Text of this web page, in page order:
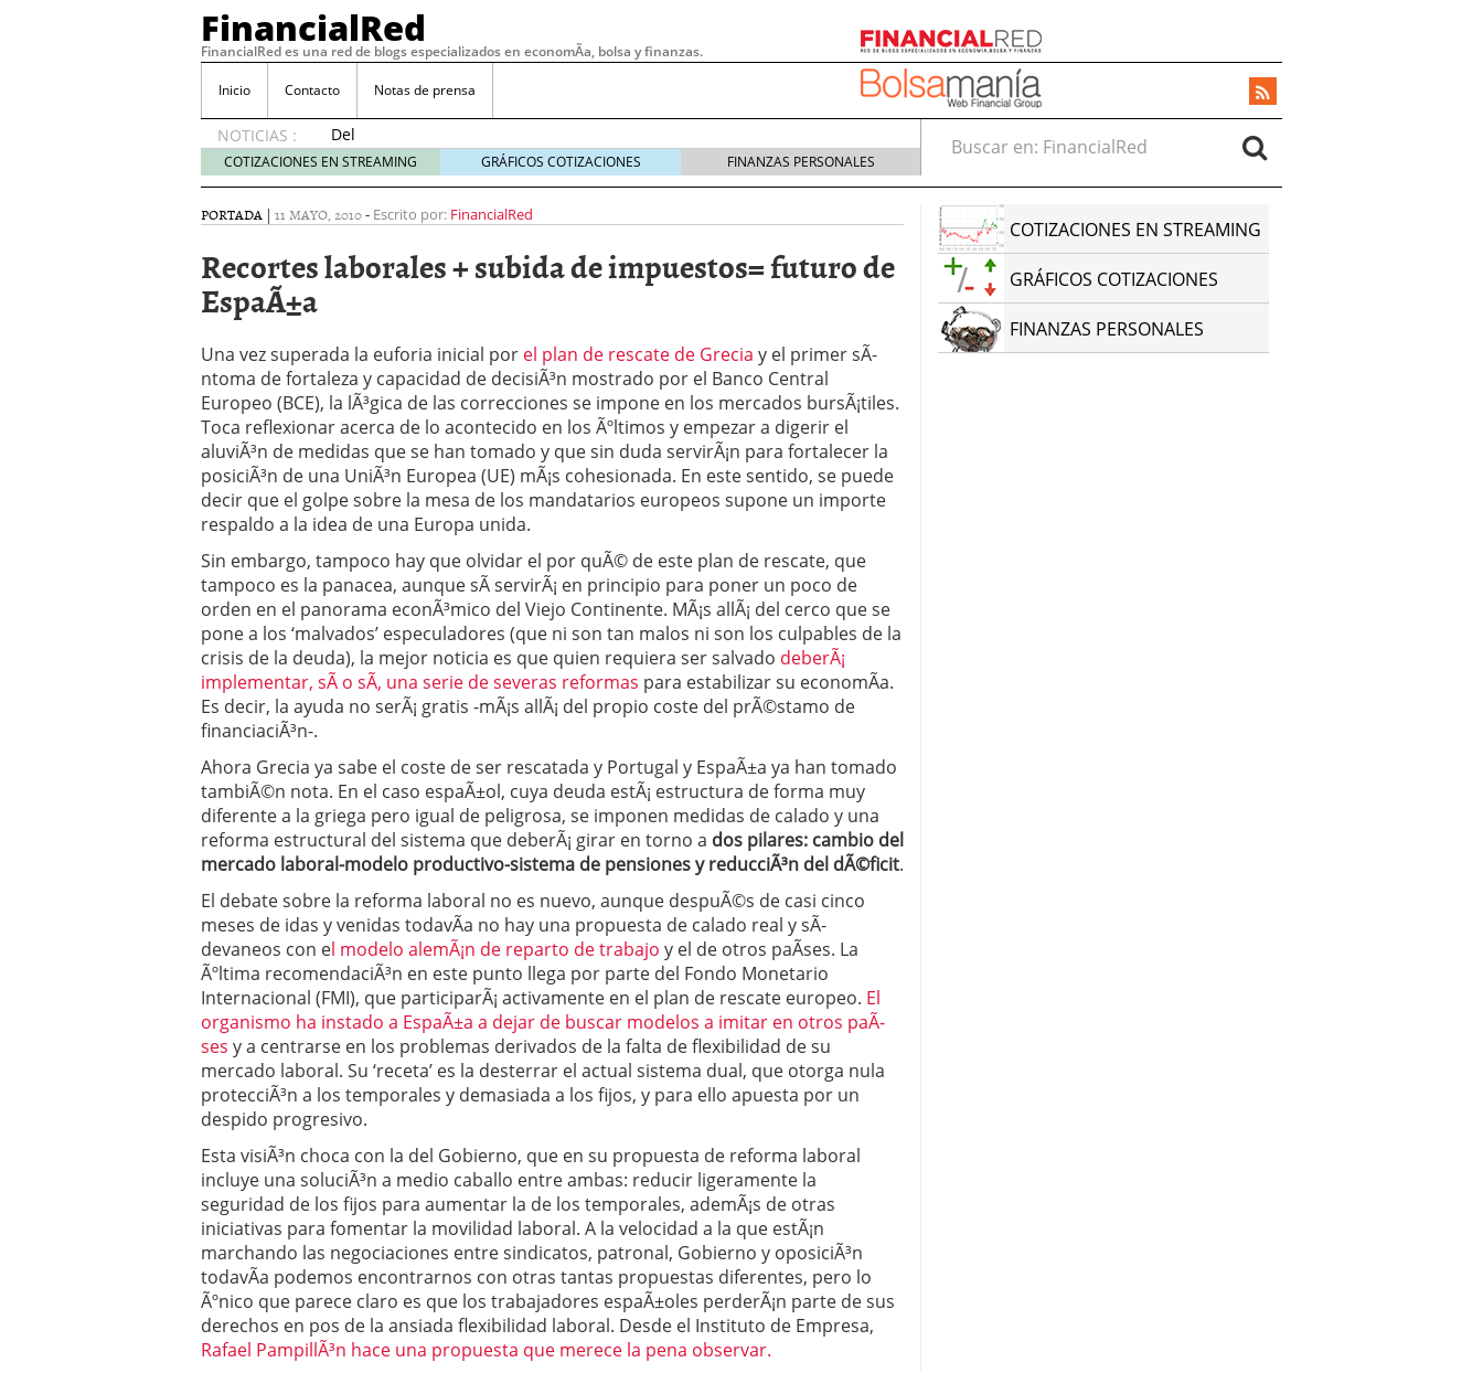
FinancialRed
FinancialRed es una red de blogs especializados en economÃ­a, bolsa y finanzas.
Inicio Contacto Notas de prensa
NOTICIAS :
Del
depósito
a la
cómo
cambiando
ahorro
en
España
05/08/2026
Seguros de convenio en pymes: la obligación que muchas empresas
descubren cuando ya es demasiado tarde 20/07/2026
ReseÃ±a de SIFX: Lo Que Deben Saber los Traders Mexicanos Antes de
Operar 29/06/2026
Crear empresa online vs proceso tradicional: ventajas reales para pymes
29/05/2026
CÃ³mo afrontar una baja mÃ©dica cuando trabajas por cuenta propia
26/05/2026
COTIZACIONES EN STREAMING GRÁFICOS COTIZACIONES FINANZAS PERSONALES
Buscar en:
PORTADA | 11 MAYO, 2010- Escrito por: FinancialRed
Recortes laborales + subida de impuestos= futuro de
EspaÃ±a
Una vez superada la euforia inicial por el plan de rescate de Grecia y el primer sÃ­
ntoma de fortaleza y capacidad de decisiÃ³n mostrado por el Banco Central
Europeo (BCE), la lÃ³gica de las correcciones se impone en los mercados bursÃ¡tiles.
Toca reflexionar acerca de lo acontecido en los Ãºltimos y empezar a digerir el
aluviÃ³n de medidas que se han tomado y que sin duda servirÃ¡n para fortalecer la
posiciÃ³n de una UniÃ³n Europea (UE) mÃ¡s cohesionada. En este sentido, se puede
decir que el golpe sobre la mesa de los mandatarios europeos supone un importe
respaldo a la idea de una Europa unida.
Sin embargo, tampoco hay que olvidar el por quÃ© de este plan de rescate, que
tampoco es la panacea, aunque sÃ­ servirÃ¡ en principio para poner un poco de
orden en el panorama econÃ³mico del Viejo Continente. MÃ¡s allÃ¡ del cerco que se
pone a los ‘malvados’ especuladores (que ni son tan malos ni son los culpables de la
crisis de la deuda), la mejor noticia es que quien requiera ser salvado deberÃ¡
implementar, sÃ­ o sÃ­, una serie de severas reformas para estabilizar su economÃ­a.
Es decir, la ayuda no serÃ¡ gratis -mÃ¡s allÃ¡ del propio coste del prÃ©stamo de
financiaciÃ³n-.
Ahora Grecia ya sabe el coste de ser rescatada y Portugal y EspaÃ±a ya han tomado
tambiÃ©n nota. En el caso espaÃ±ol, cuya deuda estÃ¡ estructura de forma muy
diferente a la griega pero igual de peligrosa, se imponen medidas de calado y una
reforma estructural del sistema que deberÃ¡ girar en torno a dos pilares: cambio del
mercado laboral-modelo productivo-sistema de pensiones y reducciÃ³n del dÃ©ficit.
El debate sobre la reforma laboral no es nuevo, aunque despuÃ©s de casi cinco
meses de idas y venidas todavÃ­a no hay una propuesta de calado real y sÃ­
devaneos con el modelo alemÃ¡n de reparto de trabajo y el de otros paÃ­ses. La
Ãºltima recomendaciÃ³n en este punto llega por parte del Fondo Monetario
Internacional (FMI), que participarÃ¡ activamente en el plan de rescate europeo. El
organismo ha instado a EspaÃ±a a dejar de buscar modelos a imitar en otros paÃ­
ses y a centrarse en los problemas derivados de la falta de flexibilidad de su
mercado laboral. Su ‘receta’ es la desterrar el actual sistema dual, que otorga nula
protecciÃ³n a los temporales y demasiada a los fijos, y para ello apuesta por un
despido progresivo.
Esta visiÃ³n choca con la del Gobierno, que en su propuesta de reforma laboral
incluye una soluciÃ³n a medio caballo entre ambas: reducir ligeramente la
seguridad de los fijos para aumentar la de los temporales, ademÃ¡s de otras
iniciativas para fomentar la movilidad laboral. A la velocidad a la que estÃ¡n
marchando las negociaciones entre sindicatos, patronal, Gobierno y oposiciÃ³n
todavÃ­a podemos encontrarnos con otras tantas propuestas diferentes, pero lo
Ãºnico que parece claro es que los trabajadores espaÃ±oles perderÃ¡n parte de sus
derechos en pos de la ansiada flexibilidad laboral. Desde el Instituto de Empresa,
Rafael PampillÃ³n hace una propuesta que merece la pena observar.
COTIZACIONES EN STREAMING
GRÁFICOS COTIZACIONES
FINANZAS PERSONALES